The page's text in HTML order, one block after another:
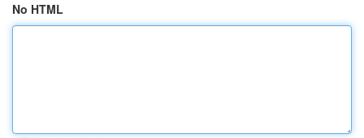
No HTML